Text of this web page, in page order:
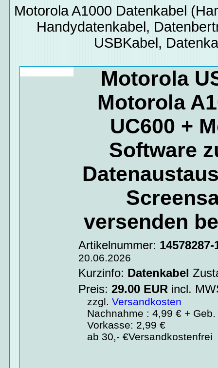
Motorola A1000 Datenkabel
Handydatenkabel,
USBKabel,
Motorola
Motorola
UC600 +
Software
versenden
Artikelnummer: 14578287-
20.06.2026
Kurzinfo: Datenkabel
Preis:29.00 EUR incl.
zzgl.Versandkosten
Nachnahme : 4,99 € + Geb.
Vorkasse: 2,99 €
ab 30,- €Versandkostenfrei